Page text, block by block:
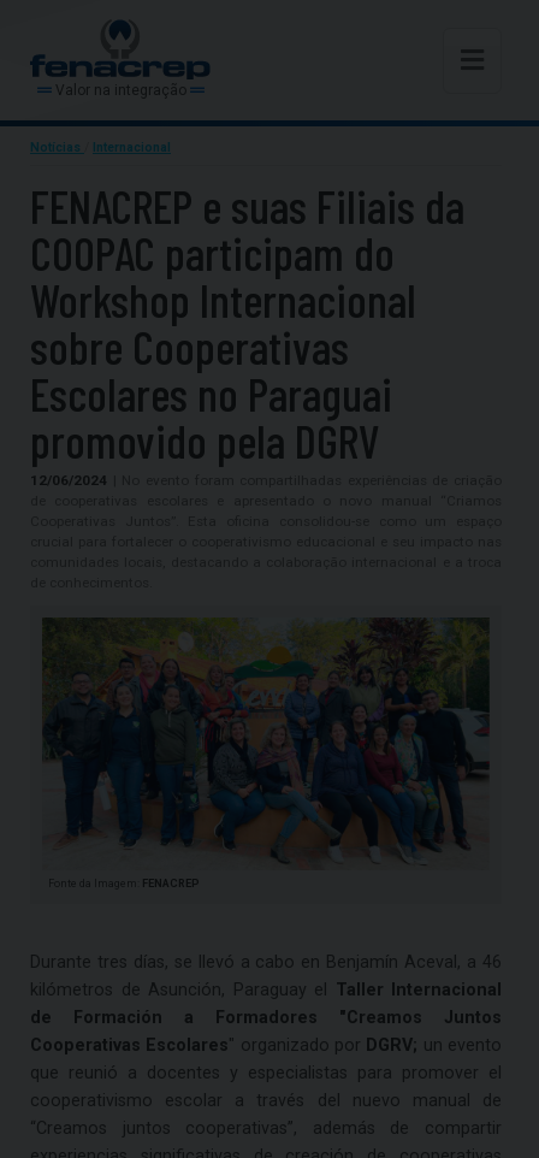
Valor na integração
Notícias Internacional
FENACREP e suas Filiais da
COOPAC participam do
Workshop Internacional
sobre Cooperativas
Escolares no Paraguai
promovido pela DGRV
12/06/2024
Fonte da Imagem: FENACREP
Durante tres días, se llevó a cabo en Benjamín Aceval, a 46
kilómetros de Asunción, Paraguay el Taller Internacional
de Formación a Formadores "Creamos Juntos
Cooperativas Escolares" organizado por DGRV; un evento
que reunió a docentes y especialistas para promover el
cooperativismo escolar a través del nuevo manual de
“Creamos juntos cooperativas”, además de compartir